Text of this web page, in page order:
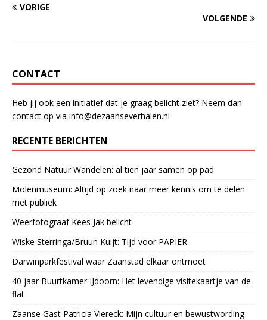
VORIGE
VOLGENDE
CONTACT
Heb jij ook een initiatief dat je graag belicht ziet? Neem dan
contact op via info@dezaanseverhalen.nl
RECENTE BERICHTEN
Gezond Natuur Wandelen: al tien jaar samen op pad
Molenmuseum: Altijd op zoek naar meer kennis om te delen
met publiek
Weerfotograaf Kees Jak belicht
Wiske Sterringa/Bruun Kuijt: Tijd voor PAPIER
Darwinparkfestival waar Zaanstad elkaar ontmoet
40 jaar Buurtkamer IJdoorn: Het levendige visitekaartje van de
flat
Zaanse Gast Patricia Viereck: Mijn cultuur en bewustwording